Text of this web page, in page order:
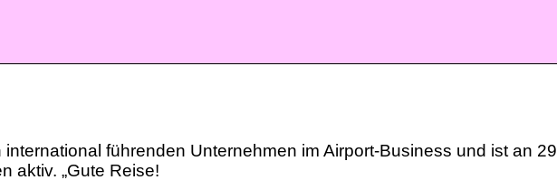
führenden Unternehmen im Airport-Business und ist an 29
aktiv. „Gute Reise!